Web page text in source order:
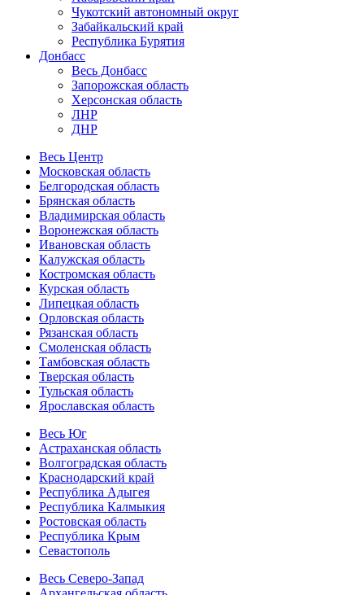
Чукотский автономный округ
Забайкальский край
Республика Бурятия
Донбасс
Весь Донбасс
Запорожская область
Херсонская область
ЛНР
ДНР
Весь Центр
Московская область
Белгородская область
Брянская область
Владимирская область
Воронежская область
Ивановская область
Калужская область
Костромская область
Курская область
Липецкая область
Орловская область
Рязанская область
Смоленская область
Тамбовская область
Тверская область
Тульская область
Ярославская область
Весь Юг
Астраханская область
Волгоградская область
Краснодарский край
Республика Адыгея
Республика Калмыкия
Ростовская область
Республика Крым
Севастополь
Весь Северо-Запад